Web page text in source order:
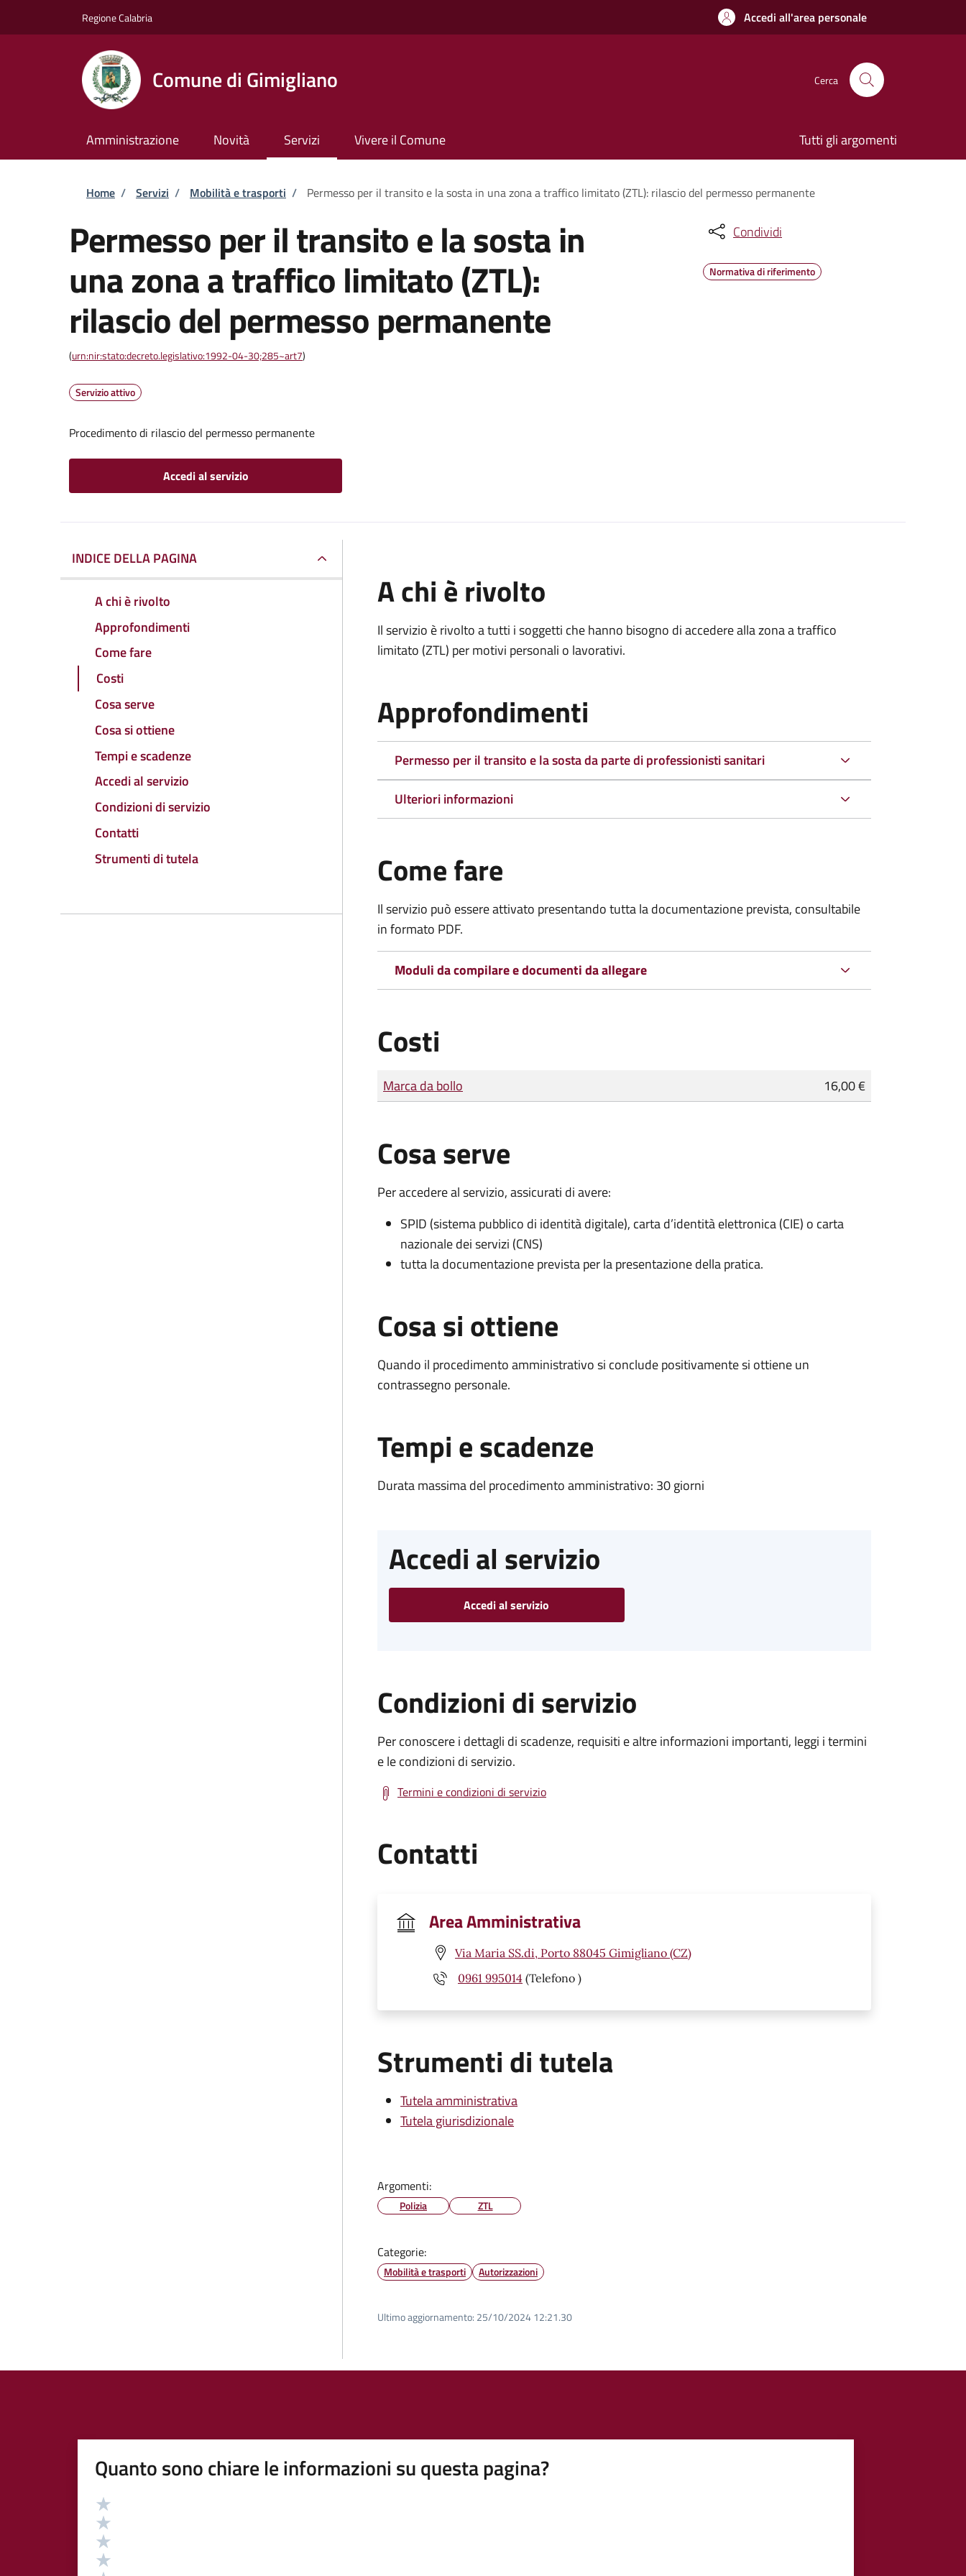
Regione Calabria Accedi all'area personale
Comune di Gimigliano Cerca
Amministrazione Novità Servizi Vivere il Comune Tutti gli argomenti
Briciole di pane
Home / Servizi / Mobilità e trasporti / Permesso per il transito e la sosta in una zona a traffico limitato (ZTL): rilascio del permesso permanente
Permesso per il transito e la sosta in
una zona a traffico limitato (ZTL):
rilascio del permesso permanente
(urn:nir:stato:decreto.legislativo:1992-04-30;285~art7)
Servizio attivo
Procedimento di rilascio del permesso permanente
Accedi al servizio
Condividi
Normativa di riferimento
INDICE DELLA PAGINA
A chi è rivolto
Approfondimenti
Come fare
Costi
Cosa serve
Cosa si ottiene
Tempi e scadenze
Accedi al servizio
Condizioni di servizio
Contatti
Strumenti di tutela
A chi è rivolto
Il servizio è rivolto a tutti i soggetti che hanno bisogno di accedere alla zona a traffico
limitato (ZTL) per motivi personali o lavorativi.
Approfondimenti
Permesso per il transito e la sosta da parte di professionisti sanitari
Ulteriori informazioni
Come fare
Il servizio può essere attivato presentando tutta la documentazione prevista, consultabile
in formato PDF.
Moduli da compilare e documenti da allegare
Costi
Tipo di pagamento
Importo
Marca da bollo 16,00 €
Cosa serve
Per accedere al servizio, assicurati di avere:
SPID (sistema pubblico di identità digitale), carta d’identità elettronica (CIE) o carta
nazionale dei servizi (CNS)
tutta la documentazione prevista per la presentazione della pratica.
Cosa si ottiene
Quando il procedimento amministrativo si conclude positivamente si ottiene un
contrassegno personale.
Tempi e scadenze
Durata massima del procedimento amministrativo: 30 giorni
Accedi al servizio
Accedi al servizio
Condizioni di servizio
Per conoscere i dettagli di scadenze, requisiti e altre informazioni importanti, leggi i termini
e le condizioni di servizio.
Termini e condizioni di servizio
Contatti
Area Amministrativa
Via Maria SS.di, Porto 88045 Gimigliano (CZ)
0961 995014 (Telefono )
Strumenti di tutela
Tutela amministrativa
Tutela giurisdizionale
Argomenti:
Polizia ZTL
Categorie:
Mobilità e trasporti Autorizzazioni
Ultimo aggiornamento: 25/10/2024 12:21.30
Quanto sono chiare le informazioni su questa pagina?
Valutazione